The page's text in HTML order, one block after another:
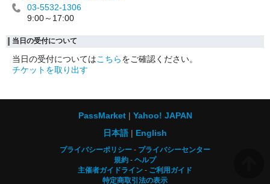
03-5532-1306
9:00～17:00
当日の受付について
当日の受付についてはこちらをご確認ください。
チケットを取り出す
PassMarket
Yahoo! JAPAN
日本語
English
プライバシーポリシー
プライバシーセンター
規約
ヘルプ
主催者ガイドライン
ご利用ガイド
特定商取引法の表示